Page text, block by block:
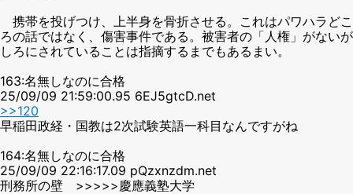
携帯を投げつけ、上半身を骨折させる。これはパワハラどこ
ろの話ではなく、傷害事件である。被害者の「人権」がないが
しろにされていることは指摘するまでもあるまい。
163:名無しなのに合格
25/09/09 21:59:00.95 6EJ5gtcD.net
>>120
早稲田政経・国教は2次試験英語一科目なんですがね
164:名無しなのに合格
25/09/09 22:16:17.09 pQzxnzdm.net
刑務所の壁 >>>>>慶應義塾大学